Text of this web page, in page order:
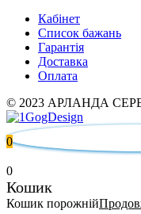
Кабінет
Список бажань
Гарантія
Доставка
Оплата
© 2023 АРЛАНДА
0
0
Кошик
Кошик порожній